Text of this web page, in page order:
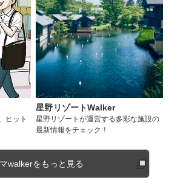
ヒット
星野リゾートWalker
星野リゾートが運営する多彩な施設の
最新情報をチェック！
walkerをもっと見る